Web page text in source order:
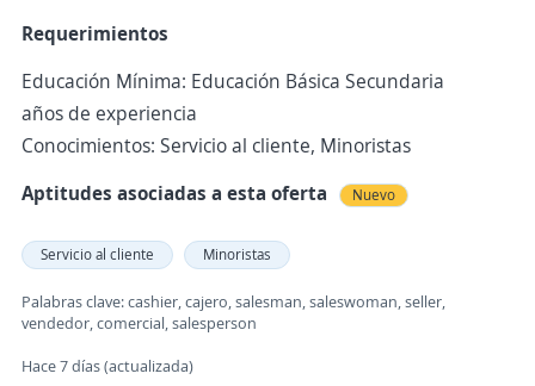
Requerimientos
Educación Mínima: Educación Básica Secundaria
años de experiencia
Conocimientos: Servicio al cliente, Minoristas
Aptitudes asociadas a esta oferta
Nuevo
Servicio al cliente Minoristas
Palabras clave: cashier, cajero, salesman, saleswoman, seller,
vendedor, comercial, salesperson
Hace 7 días (actualizada)